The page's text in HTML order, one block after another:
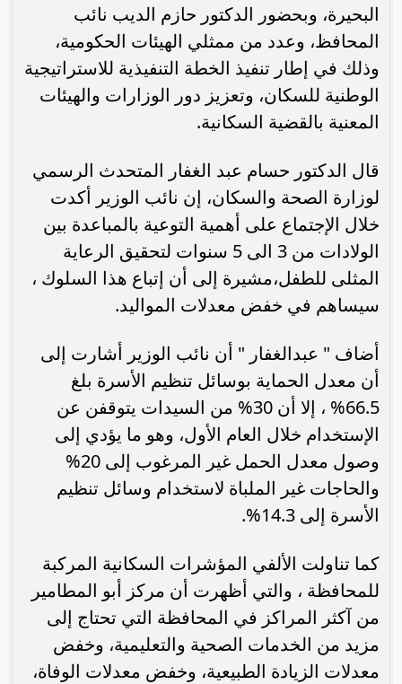
البحيرة، وبحضور الدكتور حازم الديب نائب
المحافظ، وعدد من ممثلي الهيئات الحكومية،
وذلك في إطار تنفيذ الخطة التنفيذية للاستراتيجية
الوطنية للسكان، وتعزيز دور الوزارات والهيئات
المعنية بالقضية السكانية.
قال الدكتور حسام عبد الغفار المتحدث الرسمي
لوزارة الصحة والسكان، إن نائب الوزير أكدت
خلال الإجتماع على أهمية التوعية بالمباعدة بين
الولادات من 3 الى 5 سنوات لتحقيق الرعاية
المثلى للطفل،مشيرة إلى أن إتباع هذا السلوك ،
سيساهم في خفض معدلات المواليد.
أضاف " عبدالغفار " أن نائب الوزير أشارت إلى
أن معدل الحماية بوسائل تنظيم الأسرة بلغ
66.5% ، إلا أن 30% من السيدات يتوقفن عن
الإستخدام خلال العام الأول، وهو ما يؤدي إلى
وصول معدل الحمل غير المرغوب إلى 20%
والحاجات غير الملباة لاستخدام وسائل تنظيم
الأسرة إلى 14.3%.
كما تناولت الألفي المؤشرات السكانية المركبة
للمحافظة ، والتي أظهرت أن مركز أبو المطامير
من آكثر المراكز في المحافظة التي تحتاج إلى
مزيد من الخدمات الصحية والتعليمية، وخفض
معدلات الزيادة الطبيعية، وخفض معدلات الوفاة،